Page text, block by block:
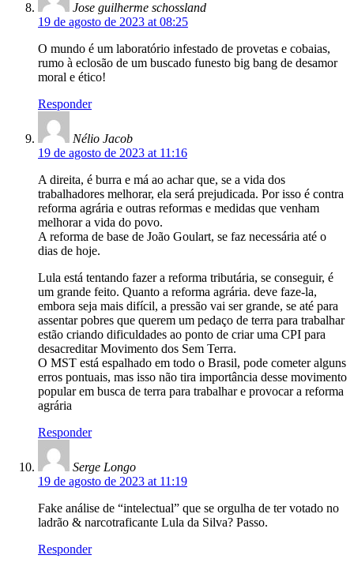
Jose guilherme schossland
19 de agosto de 2023 at 08:25
O mundo é um laboratório infestado de provetas e cobaias,
rumo à eclosão de um buscado funesto big bang de desamor
moral e ético!
Responder
Nélio Jacob
19 de agosto de 2023 at 11:16
A direita, é burra e má ao achar que, se a vida dos
trabalhadores melhorar, ela será prejudicada. Por isso é contra
reforma agrária e outras reformas e medidas que venham
melhorar a vida do povo.
A reforma de base de João Goulart, se faz necessária até o
dias de hoje.
Lula está tentando fazer a reforma tributária, se conseguir, é
um grande feito. Quanto a reforma agrária. deve faze-la,
embora seja mais difícil, a pressão vai ser grande, se até para
assentar pobres que querem um pedaço de terra para trabalhar
estão criando dificuldades ao ponto de criar uma CPI para
desacreditar Movimento dos Sem Terra.
O MST está espalhado em todo o Brasil, pode cometer alguns
erros pontuais, mas isso não tira importância desse movimento
popular em busca de terra para trabalhar e provocar a reforma
agrária
Responder
Serge Longo
19 de agosto de 2023 at 11:19
Fake análise de “intelectual” que se orgulha de ter votado no
ladrão & narcotraficante Lula da Silva? Passo.
Responder